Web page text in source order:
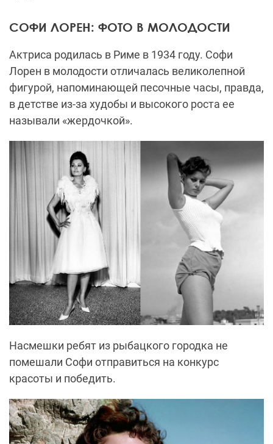
СОФИ ЛОРЕН: ФОТО В МОЛОДОСТИ
Актриса родилась в Риме в 1934 году. Софи
Лорен в молодости отличалась великолепной
фигурой, напоминающей песочные часы, правда,
в детстве из-за худобы и высокого роста ее
называли «жердочкой».
Насмешки ребят из рыбацкого городка не
помешали Софи отправиться на конкурс
красоты и победить.